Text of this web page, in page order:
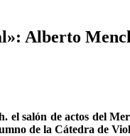
Alberto
el salón de actos del
de la Cátedra de